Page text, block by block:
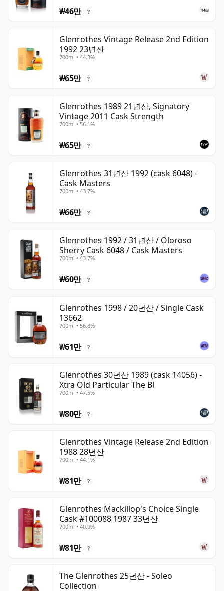
₩46만 ?
Glenrothes Vintage Release 2nd Edition
1992 23년산
700ml • 44.3%
₩65만 ?
Glenrothes 1989 21년산, Signatory
Vintage 2011 Cask Strength
700ml • 56.1%
₩65만 ?
Glenrothes 31년산 1992 (cask 6048) -
Cask Masters
700ml • 43.7%
₩66만 ?
Glenrothes 1992 / 31년산 / Oloroso
Sherry Cask 6048 / Cask Masters
700ml • 43.7%
₩60만 ?
Glenrothes 1998 / 20년산 / Single Cask
13662
700ml • 56.8%
₩61만 ?
Glenrothes 30년산 1989 (cask 14056) -
Xtra Old Particular The Bl
700ml • 47.5%
₩80만 ?
Glenrothes Vintage Release 2nd Edition
1988 28년산
700ml • 44.1%
₩81만 ?
Glenrothes Mackillop's Choice Single
Cask #100088 1987 33년산
700ml • 40.9%
₩81만 ?
The Glenrothes 25년산 - Soleo
Collection